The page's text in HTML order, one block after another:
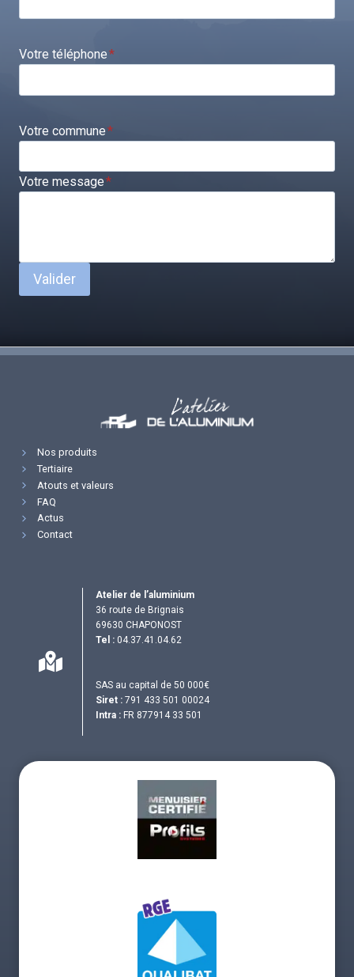
Votre téléphone*
Votre commune*
Votre message*
Valider
Nos produits
Tertiaire
Atouts et valeurs
FAQ
Actus
Contact
Atelier de l’aluminium
36 route de Brignais
69630 CHAPONOST
Tel : 04.37.41.04.62
SAS au capital de 50 000€
Siret : 791 433 501 00024
Intra : FR 877914 33 501